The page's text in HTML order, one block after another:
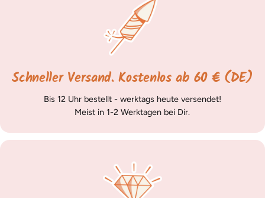
Schneller Versand. Kostenlos ab 60 € (DE)
Bis 12 Uhr bestellt - werktags heute versendet!
Meist in 1-2 Werktagen bei Dir.